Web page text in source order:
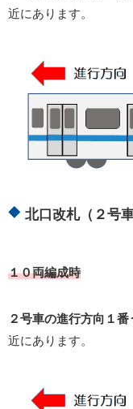
近にあります。
北口改札（２号
１０両編成時
２号車の進行方向１番
近にあります。